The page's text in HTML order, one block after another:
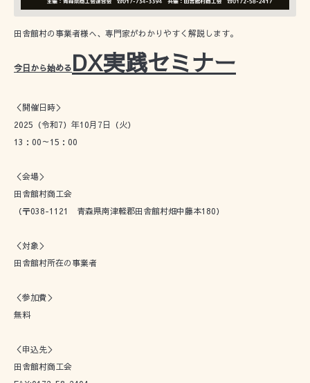
田舎館村の事業者様へ、専門家がわかりやすく解説します。
今日から始めるDX実践セミナー
＜開催日時＞
2025（令和7）年10月7日（火）
13：00～15：00
＜会場＞
田舎館村商工会
（〒038-1121 青森県南津軽郡田舎館村畑中藤本180）
＜対象＞
田舎館村所在の事業者
＜参加費＞
無料
＜申込先＞
田舎館村商工会